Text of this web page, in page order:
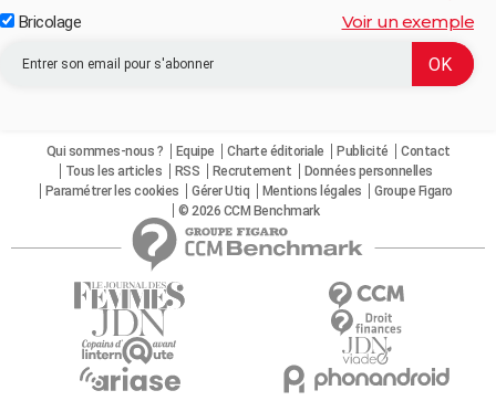
Bricolage Voir un exemple
Qui sommes-nous ? Equipe Charte éditoriale Publicité
Contact
Tous les articles
RSS Recrutement
Données personnelles
Paramétrer les cookies
Gérer Utiq Mentions légales
Groupe Figaro
© 2026 CCM Benchmark